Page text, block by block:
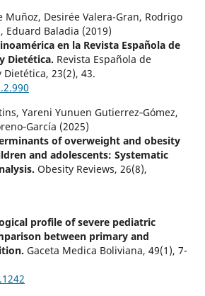
Muñoz, Desirée Valera-Gran, Rodrigo
Eduard Baladia (2019)
en la Revista Española de
Dietética. Revista Española de
Dietética, 23(2), 43.
Yareni Yunuen Gutierrez‐Gómez,
(2025)
of overweight and obesity
and adolescents: Systematic
Obesity Reviews, 26(8),
profile of severe pediatric
between primary and
Gaceta Medica Boliviana, 49(1), 7-